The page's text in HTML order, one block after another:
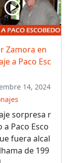
Zamora en
a Paco Esc
14, 2024
sorpresa r
a Paco Esco
fuera alcal
de 199